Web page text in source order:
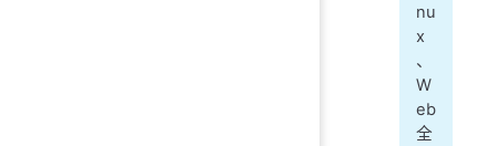
nu
x
、
W
eb
全